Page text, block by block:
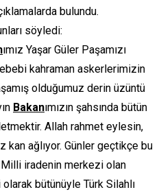
bulundu.
söyledi:
ımız Yaşar Güler Paşamızı
kahraman askerlerimizin
olduğumuz derin üzüntü
Bakanımızın şahsında bütün
Allah rahmet eylesin,
kan ağlıyor. Günler geçtikçe bu
Milli iradenin merkezi olan
bütünüyle Türk Silahlı